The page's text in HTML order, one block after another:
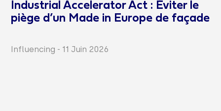
Industrial Accelerator Act : Éviter le
piège d’un Made in Europe de façade
Influencing - 11 Juin 2026